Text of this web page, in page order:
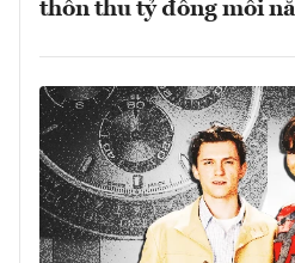
thôn thu tỷ đồng mỗi